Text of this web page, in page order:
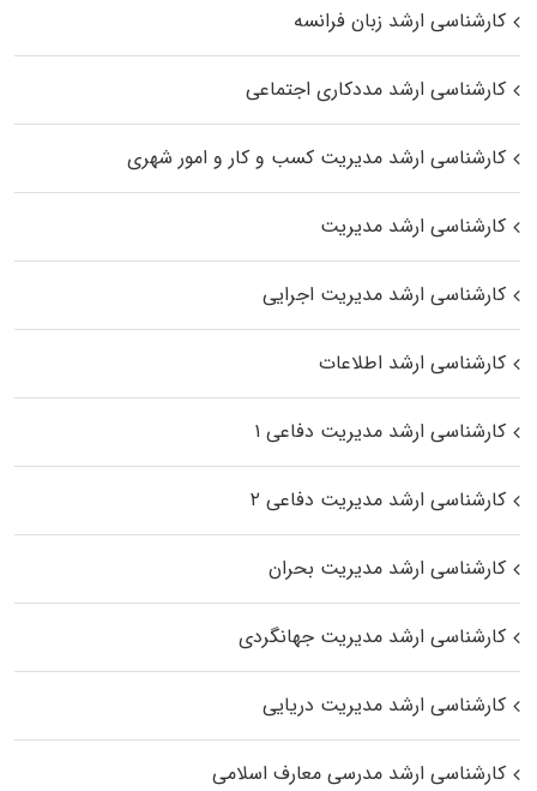
کارشناسی ارشد زبان فرانسه
کارشناسی ارشد مددکاری اجتماعی
کارشناسی ارشد مدیریت کسب و کار و امور شهری
کارشناسی ارشد مدیریت
کارشناسی ارشد مدیریت اجرایی
کارشناسی ارشد اطلاعات
کارشناسی ارشد مدیریت دفاعی ۱
کارشناسی ارشد مدیریت دفاعی ۲
کارشناسی ارشد مدیریت بحران
کارشناسی ارشد مدیریت جهانگردی
کارشناسی ارشد مدیریت دریایی
کارشناسی ارشد مدرسی معارف اسلامی